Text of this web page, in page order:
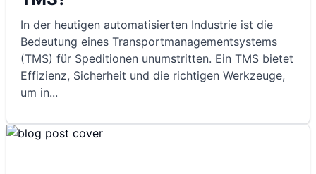
In der heutigen automatisierten Industrie ist die
Bedeutung eines Transportmanagementsystems
(TMS) für Speditionen unumstritten. Ein TMS bietet
Effizienz, Sicherheit und die richtigen Werkzeuge,
um in...